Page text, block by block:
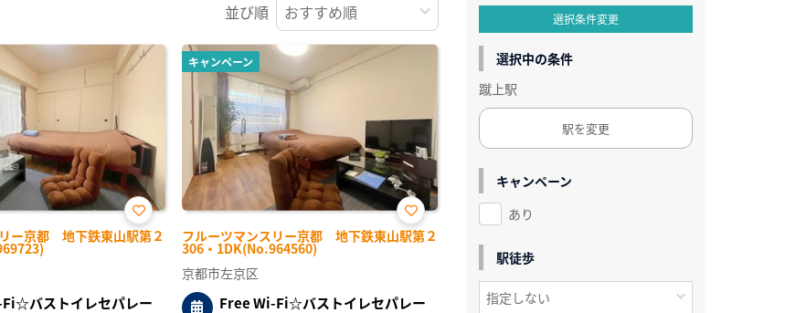
並び順
ー京都 地下鉄東山駅第２
お気
に入
バストイレセパレー
キャンペーン
フルーツマンスリー京都 地下鉄東山駅第２
306・1DK(No.964560)
お気
に入
京都市左京区
Free Wi-Fi☆バストイレセパレー
選択条件変更
選択中の条件
蹴上駅
駅を変更
キャンペーン
あり
駅徒歩